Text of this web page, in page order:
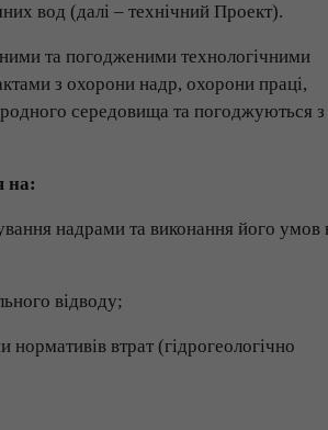
вод (далі – технічний Проект).
та погодженими технологічними
з охорони надр, охорони праці,
середовища та погоджуються з
на:
надрами та виконання його умов
відводу;
втрат (гідрогеологічно